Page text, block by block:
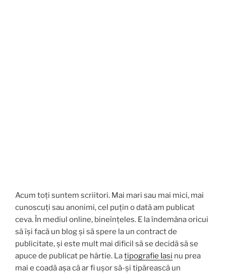
Acum toți suntem scriitori. Mai mari sau mai mici, mai
cunoscuți sau anonimi, cel puțin o dată am publicat
ceva. În mediul online, bineînțeles. E la îndemâna oricui
să își facă un blog și să spere la un contract de
publicitate, și este mult mai dificil să se decidă să se
apuce de publicat pe hârtie. Latipografie Iasi nu prea
mai e coadă așa că ar fi ușor să-și tipărească un